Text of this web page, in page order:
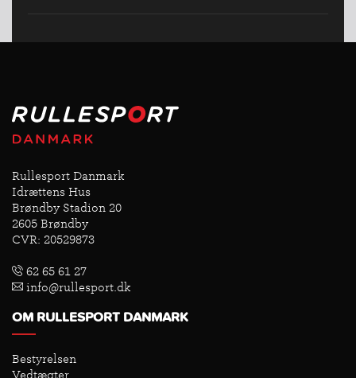
Rullesport Danmark
Idrættens Hus
Brøndby Stadion 20
2605 Brøndby
CVR: 20529873
62 65 61 27
info@rullesport.dk
OM RULLESPORT DANMARK
Bestyrelsen
Vedtægter